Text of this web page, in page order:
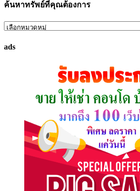
ค้นหาทรัพย์ที่คุณต้องการ
ค้นหา
ที่
ads